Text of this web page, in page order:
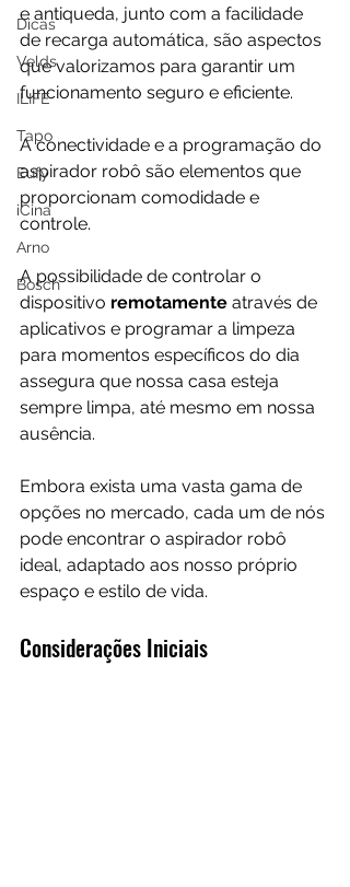
Dicas
Velds
ILIFE
Tapo
Eufy
iCina
Arno
Bosch
e antiqueda, junto com a facilidade
de recarga automática, são aspectos
que valorizamos para garantir um
funcionamento seguro e eficiente.
A conectividade e a programação do
aspirador robô são elementos que
proporcionam comodidade e
controle.
A possibilidade de controlar o
dispositivo remotamente através de
aplicativos e programar a limpeza
para momentos específicos do dia
assegura que nossa casa esteja
sempre limpa, até mesmo em nossa
ausência.
Embora exista uma vasta gama de
opções no mercado, cada um de nós
pode encontrar o aspirador robô
ideal, adaptado aos nosso próprio
espaço e estilo de vida.
Considerações Iniciais